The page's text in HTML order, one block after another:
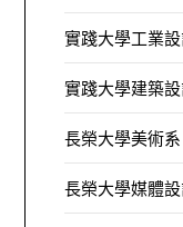
實踐大學工業
實踐大學建築
長榮大學美術系
長榮大學媒體